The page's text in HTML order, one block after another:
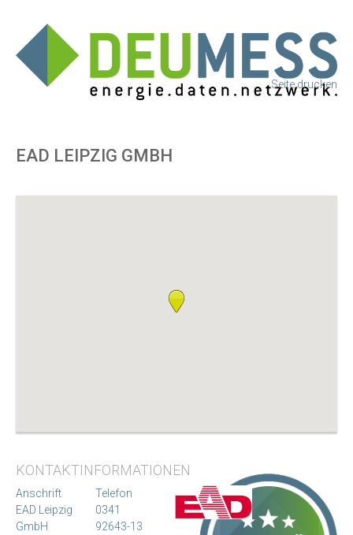
Seite drucken
EAD LEIPZIG GMBH
KONTAKTINFORMATIONEN
Anschrift
EAD Leipzig
GmbH
Telefon
0341
92643-13